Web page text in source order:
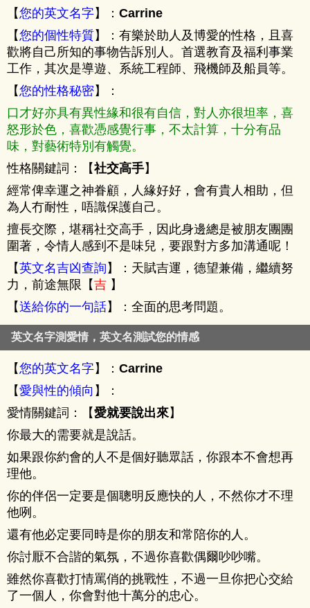
【您的英文名字】： Carrine
【您的個性特質】：有樂於助人及博愛的性格，且喜
歡將自己所知的事物告訴別人。首選教育及福利事業
工作，其次是導遊、系統工程師、飛機師及船員等。
【您的性格秘密】：
口才好亦具有異性緣和很有自信，對人亦很坦率，喜
怒形於色，喜歡憑感覺行事，不太計算，十分有品
味，對藝術特別有觸覺。
性格關鍵詞：【社交高手】
經常俾幸運之神眷顧，人緣好好，會有貴人相助，但
為人冇耐性，唔識保護自己。
擅長交際，堪稱社交高手，因此身邊總是被朋友團團
圍著，令情人感到不是味兒，要跟對方多加溝通呢！
【英文名吉凶查詢】：天賦吉運，德望兼備，繼續努
力，前途無限【吉 】
【送給你的一句話】：全面的思考問題。
英文名字測愛情，英文名測試您的情感
【您的英文名字】： Carrine
【愛與性的傾向 】：
愛情關鍵詞：【愛就要說出來】
你最大的需要就是說話。
如果跟你約會的人不是個好聽眾話，你跟本不會想再
理他。
你的伴侶一定要是個聰明反應快的人，不然你才不理
他咧。
還有他必定要同時是你的朋友和常陪你的人。
你討厭不合諧的氣氛，不過你喜歡偶爾吵吵嘴。
雖然你喜歡打情罵俏的挑戰性，不過一旦你把心交給
了一個人，你會對他十萬分的忠心。